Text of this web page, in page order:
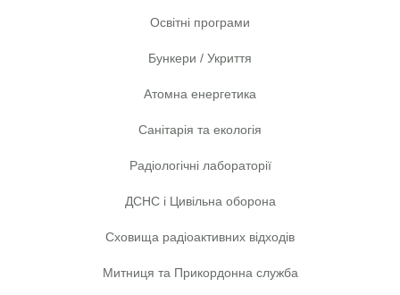
Освітні програми
Бункери / Укриття
Атомна енергетика
Санітарія та екологія
Радіологічні лабораторії
ДСНС і Цивільна оборона
Сховища радіоактивних відходів
Митниця та Прикордонна служба